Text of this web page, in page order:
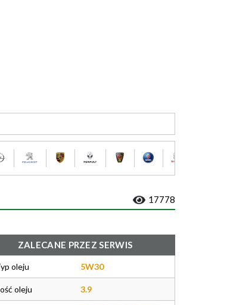
17778
ZALECANE PRZEZ SERWIS
oleju 5W30
oleju 3.9